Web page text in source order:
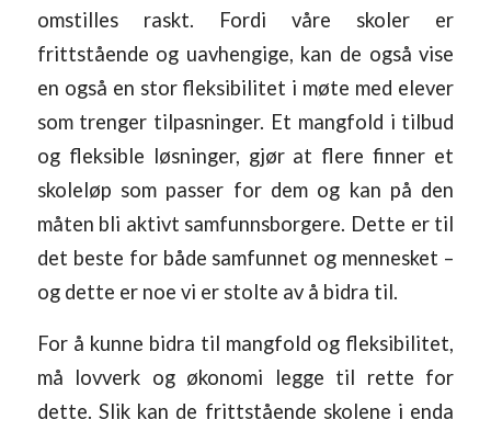
omstilles raskt. Fordi våre skoler er
frittstående og uavhengige, kan de også vise
en også en stor fleksibilitet i møte med elever
som trenger tilpasninger. Et mangfold i tilbud
og fleksible løsninger, gjør at flere finner et
skoleløp som passer for dem og kan på den
måten bli aktivt samfunnsborgere. Dette er til
det beste for både samfunnet og mennesket –
og dette er noe vi er stolte av å bidra til.
For å kunne bidra til mangfold og fleksibilitet,
må lovverk og økonomi legge til rette for
dette. Slik kan de frittstående skolene i enda